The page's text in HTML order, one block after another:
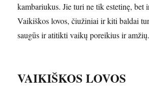
kambariukus. Jie turi ne tik estetinę, bet
Vaikiškos lovos, čiužiniai ir kiti baldai
saugūs ir atitikti vaikų poreikius ir amžių.
VAIKIŠKOS LOVOS